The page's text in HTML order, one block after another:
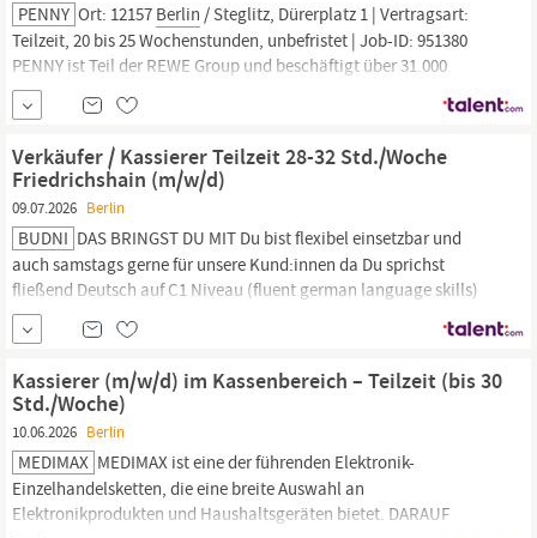
PENNY Ort: 12157 Berlin / Steglitz, Dürerplatz 1 | Vertragsart:
Teilzeit, 20 bis 25 Wochenstunden, unbefristet | Job-ID: 951380
PENNY ist Teil der REWE Group und beschäftigt über 31.000
Mitarbeitende in rund 2.130 Märkten, an 10 Logistikstandorten
und in den Zentralen. Im #teampenny sind wir gemeinsam stark
und begegnen uns mit Respekt und Wertschätzung.
Verkäufer / Kassierer Teilzeit 28-32 Std./Woche
Friedrichshain (m/w/d)
09.07.2026 Berlin
BUDNI DAS BRINGST DU MIT Du bist flexibel einsetzbar und
auch samstags gerne für unsere Kund:innen da Du sprichst
fließend Deutsch auf C1 Niveau (fluent german language skills)
Du bringst Neugier und Freude am Kundenkontakt mit Du hast ein
Gespür für Menschen und begegnest unseren Kund:innen mit
einem Lächeln Deine Begeisterung für Drogerieprodukte steckt an
und Du...
Kassierer (m/w/d) im Kassenbereich – Teilzeit (bis 30
Std./Woche)
10.06.2026 Berlin
MEDIMAX MEDIMAX ist eine der führenden Elektronik-
Einzelhandelsketten, die eine breite Auswahl an
Elektronikprodukten und Haushaltsgeräten bietet. DARAUF